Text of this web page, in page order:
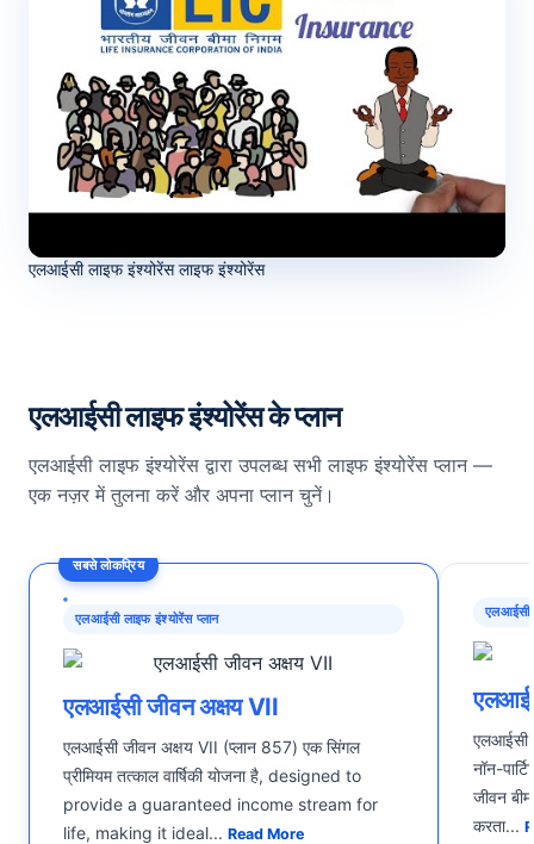
एलआईसी लाइफ इंश्योरेंस लाइफ इंश्योरेंस
एलआईसी लाइफ इंश्योरेंस के प्लान
एलआईसी लाइफ इंश्योरेंस द्वारा उपलब्ध सभी लाइफ इंश्योरेंस प्लान —
एक नज़र में तुलना करें और अपना प्लान चुनें।
सबसे लोकप्रिय
एलआईसी लाइफ इंश्योरेंस प्लान
एलआईसी जीवन अक्षय VII
एलआईसी जीवन अक्षय VII (प्लान 857) एक सिंगल
प्रीमियम तत्काल वार्षिकी योजना है, designed to
provide a guaranteed income stream for
life, making it ideal... Read More
एलआईसी
एलआईसी
नॉन-
जीवन
करता...